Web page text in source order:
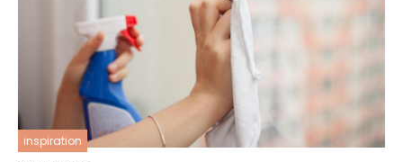
inspiration